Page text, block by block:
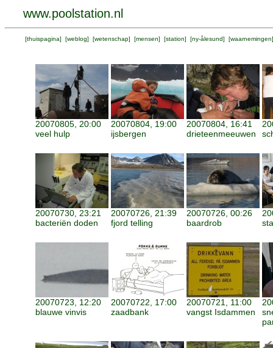
www.poolstation.nl
[thuispagina] [weblog] [wetenschap] [mensen] [station] [ny-ålesund] [waarnemingen
20070805, 20:00
veel hulp
20070804, 19:00
ijsbergen
20070804, 16:41
drieteenmeeuwen
20070730, 23:21
bacteriën doden
20070726, 21:39
fjord telling
20070726, 00:26
baardrob
20070723, 12:20
blauwe vinvis
20070722, 17:00
zaadbank
20070721, 11:00
vangst Isdammen